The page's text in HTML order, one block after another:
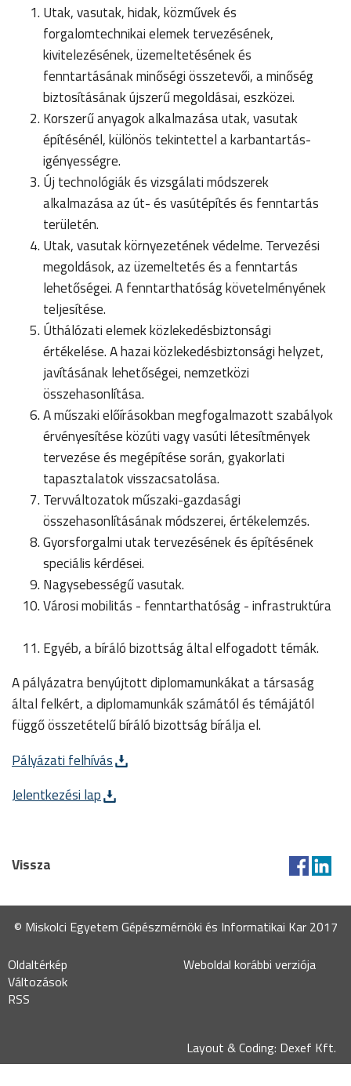
Utak, vasutak, hidak, közművek és
forgalomtechnikai elemek tervezésének,
kivitelezésének, üzemeltetésének és
fenntartásának minőségi összetevői, a minőség
biztosításának újszerű megoldásai, eszközei.
Korszerű anyagok alkalmazása utak, vasutak
építésénél, különös tekintettel a karbantartás-
igényességre.
Új technológiák és vizsgálati módszerek
alkalmazása az út- és vasútépítés és fenntartás
területén.
Utak, vasutak környezetének védelme. Tervezési
megoldások, az üzemeltetés és a fenntartás
lehetőségei. A fenntarthatóság követelményének
teljesítése.
Úthálózati elemek közlekedésbiztonsági
értékelése. A hazai közlekedésbiztonsági helyzet,
javításának lehetőségei, nemzetközi
összehasonlítása.
A műszaki előírásokban megfogalmazott szabályok
érvényesítése közúti vagy vasúti létesítmények
tervezése és megépítése során, gyakorlati
tapasztalatok visszacsatolása.
Tervváltozatok műszaki-gazdasági
összehasonlításának módszerei, értékelemzés.
Gyorsforgalmi utak tervezésének és építésének
speciális kérdései.
Nagysebességű vasutak.
Városi mobilitás - fenntarthatóság - infrastruktúra
Egyéb, a bíráló bizottság által elfogadott témák.
A pályázatra benyújtott diplomamunkákat a társaság
által felkért, a diplomamunkák számától és témájától
függő összetételű bíráló bizottság bírálja el.
Pályázati felhívás
Jelentkezési lap
Vissza
© Miskolci Egyetem Gépészmérnöki és Informatikai Kar 2017
Oldaltérkép
Változások
RSS
Weboldal korábbi verziója
Layout & Coding: Dexef Kft.